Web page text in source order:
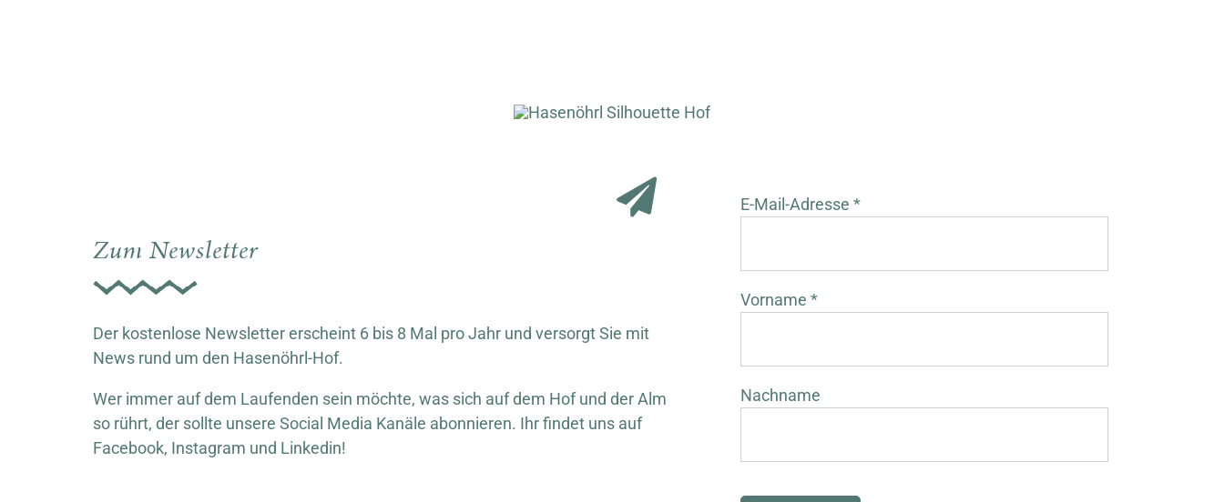
Zum Newsletter
Der kostenlose Newsletter erscheint 6 bis 8 Mal pro Jahr und versorgt Sie mit
News rund um den Hasenöhrl-Hof.
Wer immer auf dem Laufenden sein möchte, was sich auf dem Hof und der Alm
so rührt, der sollte unsere Social Media Kanäle abonnieren. Ihr findet uns auf
Facebook, Instagram und Linkedin!
E-Mail-Adresse *
Vorname *
Nachname